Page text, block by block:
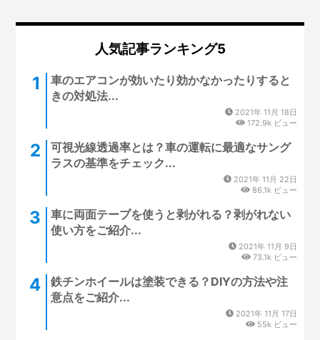
人気記事ランキング5
車のエアコンが効いたり効かなかったりすると
きの対処法...
2021年 11月 18日
172.9k ビュー
可視光線透過率とは？車の運転に最適なサング
ラスの基準をチェック...
2021年 11月 22日
86.1k ビュー
車に両面テープを使うと剥がれる？剥がれない
使い方をご紹介...
2021年 11月 9日
73.1k ビュー
鉄チンホイールは塗装できる？DIYの方法や注
意点をご紹介...
2021年 11月 17日
55k ビュー